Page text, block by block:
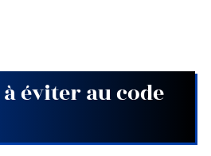
éviter au code